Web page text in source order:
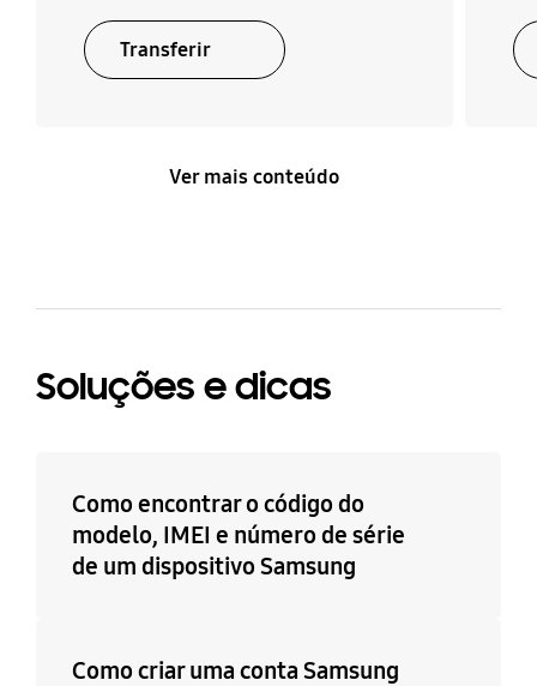
Transferir
Ver mais conteúdo
Soluções e dicas
Como encontrar o código do
modelo, IMEI e número de série
de um dispositivo Samsung
Como criar uma conta Samsung